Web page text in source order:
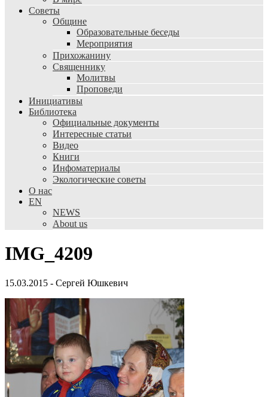
Советы
Общине
Образовательные беседы
Мероприятия
Прихожанину
Священнику
Молитвы
Проповеди
Инициативы
Библиотека
Официальные документы
Интересные статьи
Видео
Книги
Инфоматериалы
Экологические советы
О нас
EN
NEWS
About us
IMG_4209
15.03.2015 - Сергей Юшкевич